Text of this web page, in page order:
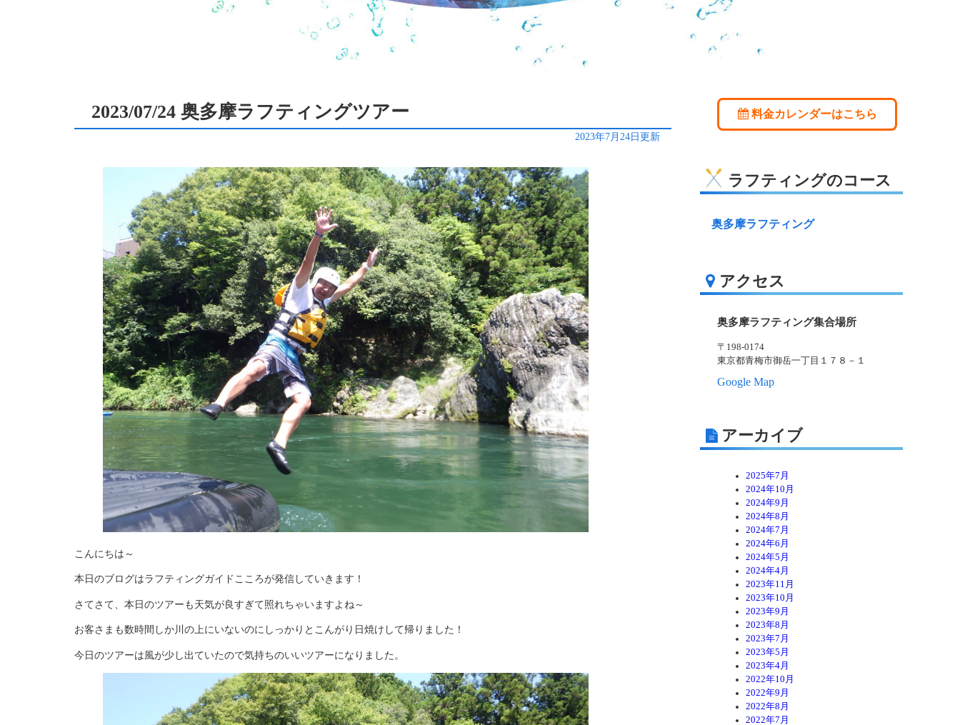
2023/07/24 奥多摩ラフティングツアー
2023年7月24日更新
こんにちは～
本日のブログはラフティングガイドこころが発信していきます！
さてさて、本日のツアーも天気が良すぎて照れちゃいますよね～
お客さまも数時間しか川の上にいないのにしっかりとこんがり日焼けして帰りました！
今日のツアーは風が少し出ていたので気持ちのいいツアーになりました。
料金カレンダーはこちら
ラフティングのコース
奥多摩ラフティング
アクセス
奥多摩ラフティング集合場所
〒198-0174
東京都青梅市御岳一丁目１７８－１
Google Map
アーカイブ
2025年7月
2024年10月
2024年9月
2024年8月
2024年7月
2024年6月
2024年5月
2024年4月
2023年11月
2023年10月
2023年9月
2023年8月
2023年7月
2023年5月
2023年4月
2022年10月
2022年9月
2022年8月
2022年7月